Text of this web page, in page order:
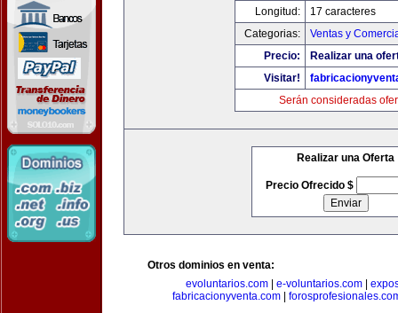
Longitud:
17 caracteres
Categorias:
Ventas y
Precio:
Realizar una
Visitar!
Serán consideradas
Realizar una Oferta
Precio Ofrecido $
Otros dominios en venta:
evoluntarios.com
e-voluntarios.com
fabricacionyventa.com|